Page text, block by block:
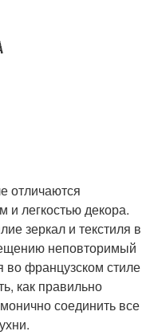
отличаются
и легкостью декора.
зеркал и текстиля в
неповторимый
во французском стиле
как правильно
соединить все